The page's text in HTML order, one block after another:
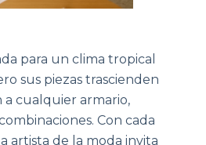
para un clima tropical
sus piezas trascienden
a cualquier armario,
Con cada
artista de la moda invita